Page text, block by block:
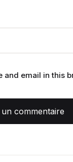
and email in this
un commentaire